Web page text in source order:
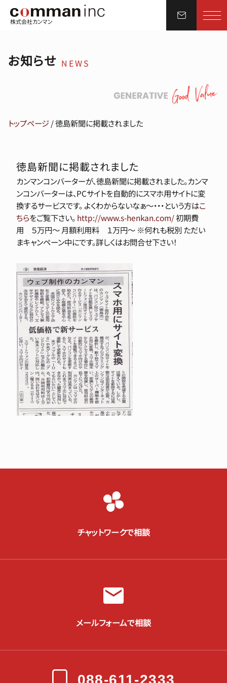
株式会社カンマン
お知らせ NEWS
トップページ/徳島新聞に掲載されました
徳島新聞に掲載されました
カンマンコンバーターが、徳島新聞に掲載されました。カンマ
ンコンバーターは、PCサイトを自動的にスマホ用サイトに変
換するサービスです。 よくわからないなぁ〜・・・という方はこ
ちらをご覧下さい。 http://www.s-henkan.com/初期費
用 ５万円〜 月額利用料 １万円〜 ※何れも税別 ただい
まキャンペーン中にです。詳しくはお問合せ下さい！
チャットワークで相談
メールフォームで相談
088-611-2333